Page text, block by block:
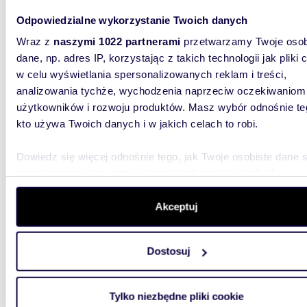
Odpowiedzialne wykorzystanie Twoich danych
Wraz z naszymi 1022 partnerami przetwarzamy Twoje
dane, np. adres IP, korzystając z takich technologii jak pliki
w celu wyświetlania spersonalizowanych reklam i treści,
analizowania tychże, wychodzenia naprzeciw oczekiwaniom
użytkowników i rozwoju produktów. Masz wybór odnośnie
kto używa Twoich danych i w jakich celach to robi.
Dowiedz się więcej odnośnie tego, jak Twoje osobiste dane
szczegółów. W Deklaracji plików cookie możesz zmienić
wycofać swoją zgodę w dowolnej chwili.
aby oferować funkcje społecznościowe i analizować ruch w
witrynie. Informacje o tym, jak korzystasz z naszej witryny,
analitycznym. Partnerzy mogą połączyć te informacje z
Akceptuj
Dostosuj
Tylko niezbędne pliki cookie
dom
DOM
ogród |
WYRÓŻNIONE 1450